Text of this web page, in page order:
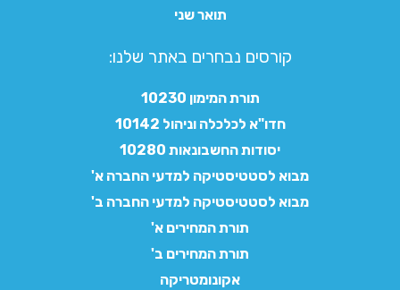
תואר שני
קורסים נבחרים באתר שלנו:​
תורת המימון 10230
חדו"א לכלכלה וניהול 10142
יסודות החשבונאות 10280
מבוא לסטטיסטיקה למדעי החברה א'
מבוא לסטטיסטיקה למדעי החברה ב'
תורת המחירים א'
תורת המחירים ב'
אקונומטריקה